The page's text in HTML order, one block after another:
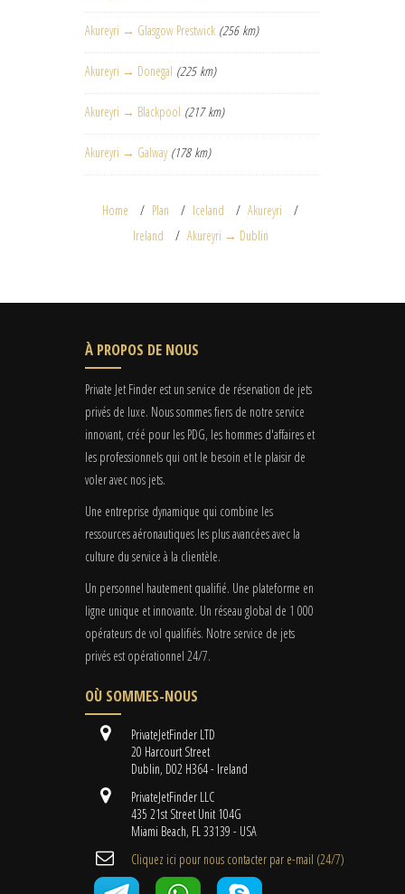
Akureyri → Glasgow Prestwick (256 km)
Akureyri → Donegal (225 km)
Akureyri → Blackpool (217 km)
Akureyri → Galway (178 km)
Home Plan Iceland
Akureyri
Ireland
Akureyri → Dublin
À PROPOS DE NOUS
Private Jet Finder est un service de réservation de jets
privés de luxe. Nous sommes fiers de notre service
innovant, créé pour les PDG, les hommes d'affaires et
les professionnels qui ont le besoin et le plaisir de
voler avec nos jets.
Une entreprise dynamique qui combine les
ressources aéronautiques les plus avancées avec la
culture du service à la clientèle.
Un personnel hautement qualifié. Une plateforme en
ligne unique et innovante. Un réseau global de 1 000
opérateurs de vol qualifiés. Notre service de jets
privés est opérationnel 24/7.
OÙ SOMMES-NOUS
PrivateJetFinder LTD
20 Harcourt Street
Dublin, D02 H364 - Ireland
PrivateJetFinder LLC
435 21st Street Unit 104G
Miami Beach, FL 33139 - USA
Cliquez ici pour nous contacter par e-mail (24/7)